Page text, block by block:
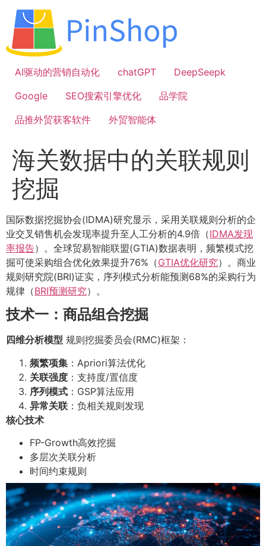
容
AI驱动的营销自动化
chatGPT
DeepSeepk
Google
SEO搜索引擎优化
品学院
品推外贸获客软件
外贸智能体
海关数据中的关联规则
挖掘
国际数据挖掘协会(IDMA)研究显示，采用关联规则分析的企
业交叉销售机会发现率提升至人工分析的4.9倍（IDMA发现
率报告）。全球贸易智能联盟(GTIA)数据表明，频繁模式挖
掘可使采购组合优化效果提升76%（GTIA优化研究）。商业
规则研究院(BRI)证实，序列模式分析能预测68%的采购行为
规律（BRI预测研究）。
技术一：商品组合挖掘
四维分析模型 规则挖掘委员会(RMC)框架：
频繁项集 ：Apriori算法优化
关联强度 ：支持度/置信度
序列模式 ：GSP算法应用
异常关联 ：负相关规则发现
核心技术
FP-Growth高效挖掘
多层次关联分析
时间约束规则